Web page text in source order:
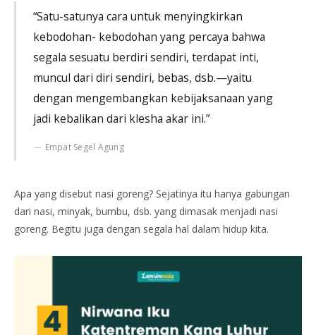
“Satu-satunya cara untuk menyingkirkan
kebodohan- kebodohan yang percaya bahwa
segala sesuatu berdiri sendiri, terdapat inti,
muncul dari diri sendiri, bebas, dsb.—yaitu
dengan mengembangkan kebijaksanaan yang
jadi kebalikan dari klesha akar ini.”
Empat Segel Agung
Apa yang disebut nasi goreng? Sejatinya itu hanya gabungan
dari nasi, minyak, bumbu, dsb. yang dimasak menjadi nasi
goreng. Begitu juga dengan segala hal dalam hidup kita.